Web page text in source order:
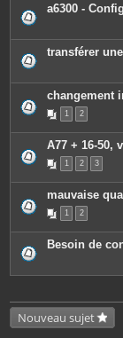
a6300 -
transférer
changement
1 2
A77 + 16-50,
1 2 3
mauvaise
1 2
Besoin de
Nouveau sujet